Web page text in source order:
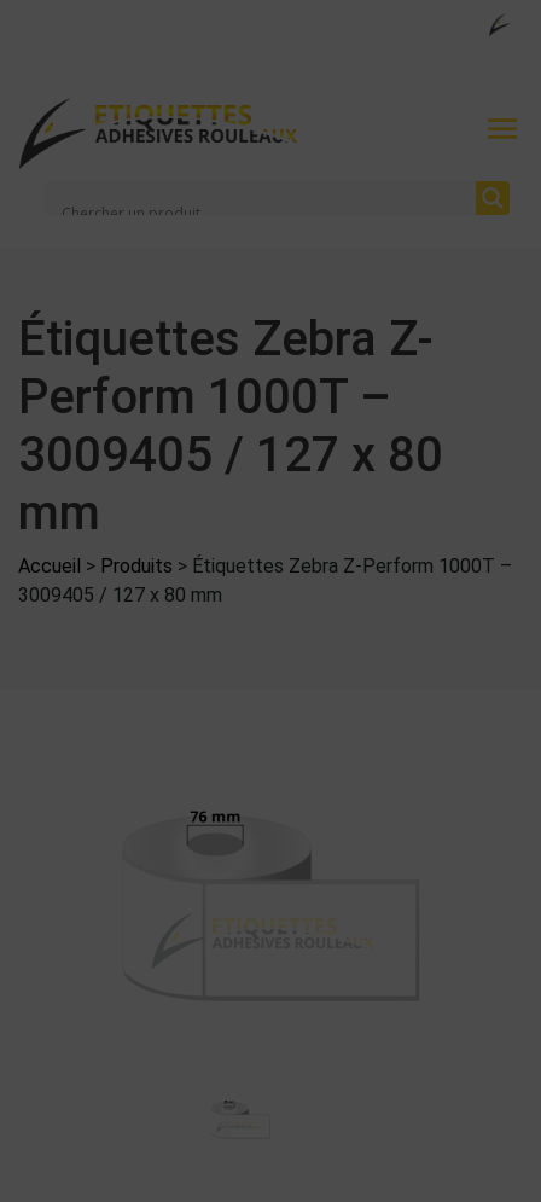
Étiquettes Zebra Z-
Perform 1000T –
3009405 / 127 x 80
mm
Accueil > Produits > Étiquettes Zebra Z-Perform 1000T –
3009405 / 127 x 80 mm